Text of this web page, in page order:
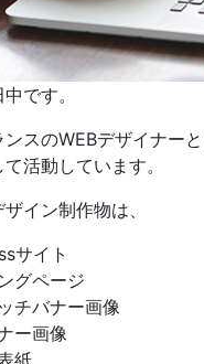
です。
スのWEBデザイナー
活動しています。
イン制作物は、
サイト
グページ
チバナー画像
ー画像
紙